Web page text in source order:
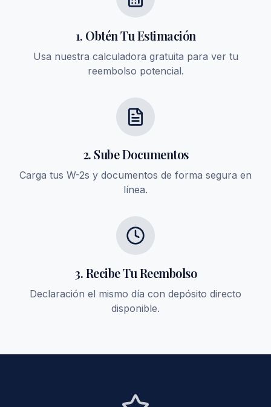
1. Obtén Tu Estimación
Usa nuestra calculadora gratuita para ver tu
reembolso potencial.
2. Sube Documentos
Carga tus W-2s y documentos de forma segura en
línea.
3. Recibe Tu Reembolso
Declaración el mismo día con depósito directo
disponible.